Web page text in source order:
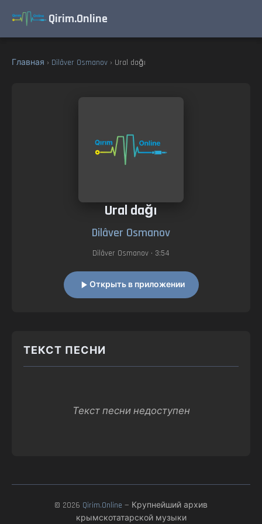
Qirim.Online
Главная › Dilâver Osmanov › Ural dağı
Ural dağı
Dilâver Osmanov
Dilâver Osmanov • 3:54
Открыть в приложении
ТЕКСТ ПЕСНИ
Текст песни недоступен
© 2026 Qirim.Online — Крупнейший архив
крымскотатарской музыки